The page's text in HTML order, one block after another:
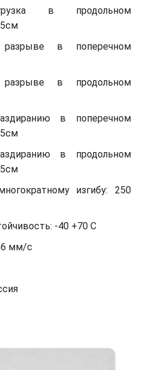
в продольном
в поперечном
в продольном
в поперечном
в продольном
изгибу: 250
-40 +70 С
мм/с